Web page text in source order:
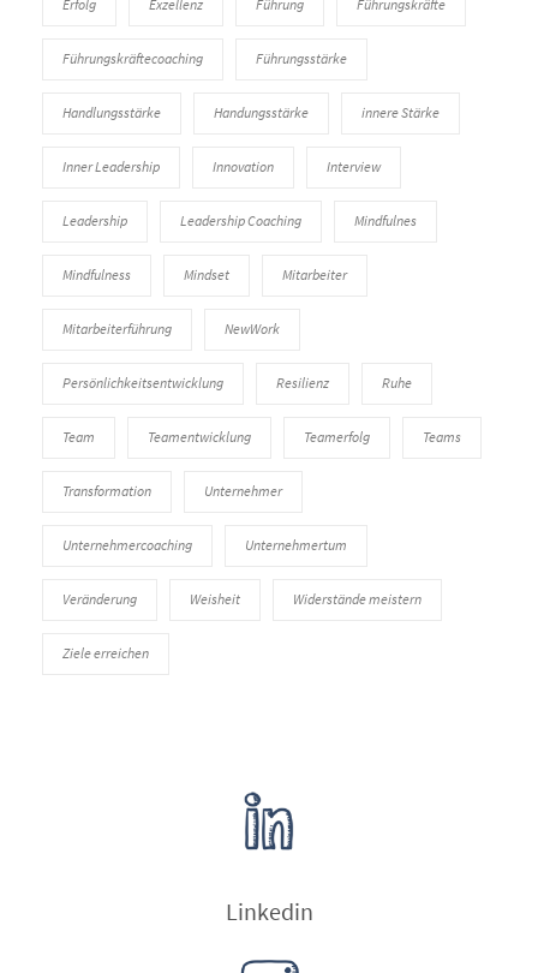
Erfolg Exzellenz Führung Führungskräfte
Führungskräftecoaching Führungsstärke
Handlungsstärke Handungsstärke innere Stärke
Inner Leadership Innovation Interview
Leadership Leadership Coaching Mindfulnes
Mindfulness Mindset Mitarbeiter
Mitarbeiterführung NewWork
Persönlichkeitsentwicklung Resilienz Ruhe
Team Teamentwicklung Teamerfolg Teams
Transformation Unternehmer
Unternehmercoaching Unternehmertum
Veränderung Weisheit Widerstände meistern
Ziele erreichen
Linkedin